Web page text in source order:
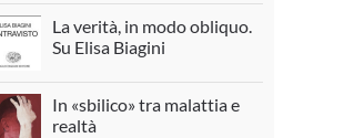
La verità, in modo obliquo.
Su Elisa Biagini
In «sbilico» tra malattia e
realtà